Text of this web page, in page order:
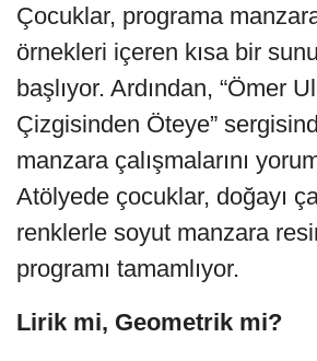
Çocuklar, programa
örnekleri içeren kısa bir
başlıyor. Ardından, “Ömer
Çizgisinden Öteye”
manzara çalışmalarını
Atölyede çocuklar, doğayı
renklerle soyut manzara
programı tamamlıyor.
Lirik mi, Geometrik mi?